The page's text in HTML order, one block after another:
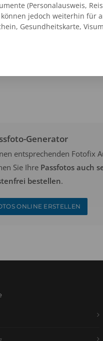
Generator
entsprechenden Fotofix
Sie Ihre Passfotos auch
bestellen.
ONLINE ERSTELLEN
(Personalausweis,
jedoch weiterhin für
Gesundheitskarte,